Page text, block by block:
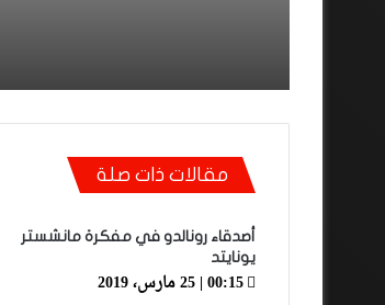
مقالات ذات صلة
أصدقاء رونالدو في مفكرة مانشستر
يونايتد
00:15 | 25 مارس، 2019